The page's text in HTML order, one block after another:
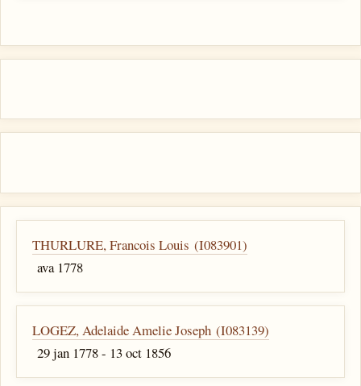
THURLURE, Francois Louis (I083901)
ava 1778
LOGEZ, Adelaide Amelie Joseph (I083139)
29 jan 1778 - 13 oct 1856